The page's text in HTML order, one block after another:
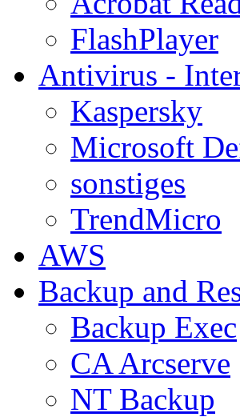
FlashPlayer
Antivirus -
Kaspersky
Microsoft
sonstiges
TrendMicro
AWS
Backup and
Backup Exec
CA Arcserve
NT Backup